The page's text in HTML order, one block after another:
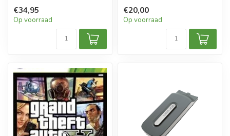
€34,95
Op voorraad
€20,00
Op voorraad